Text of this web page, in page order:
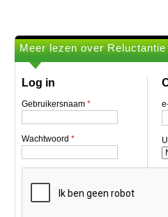
Meer lezen over
Log in
Gebruikersnaam *
Wachtwoord *